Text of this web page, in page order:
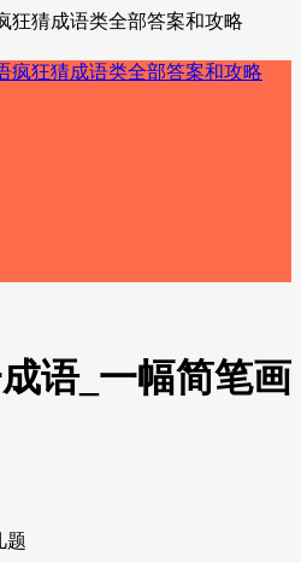
狂猜成语类全部答案和攻略
语_一幅简笔画
题